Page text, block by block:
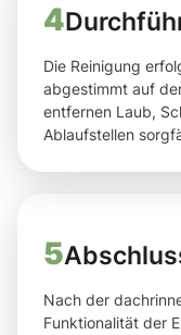
4
Die Reinigung
abgestimmt auf
entfernen Laub,
Ablaufstellen
5
Nach der
Funktionalität der